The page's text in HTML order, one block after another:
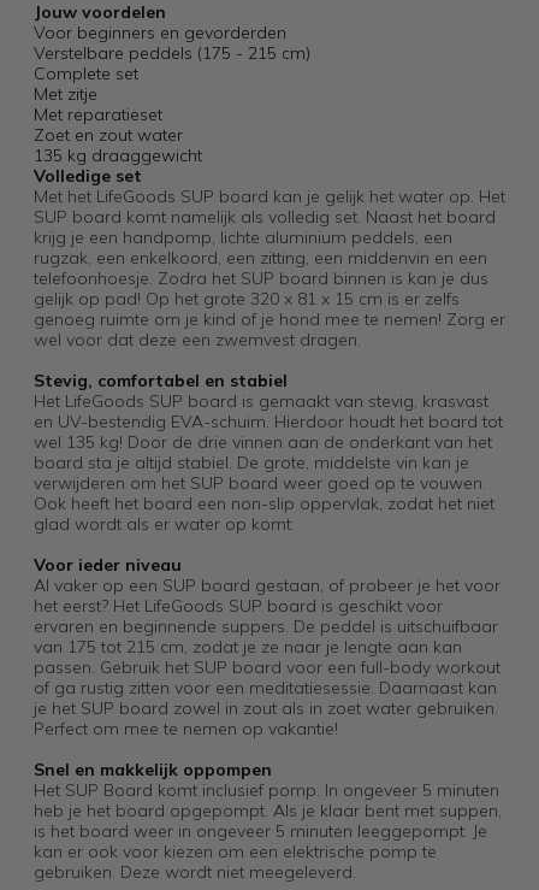
Jouw voordelen
Voor beginners en gevorderden
Verstelbare peddels (175 - 215 cm)
Complete set
Met zitje
Met reparatieset
Zoet en zout water
135 kg draaggewicht
Volledige set
Met het LifeGoods SUP board kan je gelijk het water op. Het
SUP board komt namelijk als volledig set. Naast het board
krijg je een handpomp, lichte aluminium peddels, een
rugzak, een enkelkoord, een zitting, een middenvin en een
telefoonhoesje. Zodra het SUP board binnen is kan je dus
gelijk op pad! Op het grote 320 x 81 x 15 cm is er zelfs
genoeg ruimte om je kind of je hond mee te nemen! Zorg er
wel voor dat deze een zwemvest dragen.
Stevig, comfortabel en stabiel
Het LifeGoods SUP board is gemaakt van stevig, krasvast
en UV-bestendig EVA-schuim. Hierdoor houdt het board tot
wel 135 kg! Door de drie vinnen aan de onderkant van het
board sta je altijd stabiel. De grote, middelste vin kan je
verwijderen om het SUP board weer goed op te vouwen.
Ook heeft het board een non-slip oppervlak, zodat het niet
glad wordt als er water op komt.
Voor ieder niveau
Al vaker op een SUP board gestaan, of probeer je het voor
het eerst? Het LifeGoods SUP board is geschikt voor
ervaren en beginnende suppers. De peddel is uitschuifbaar
van 175 tot 215 cm, zodat je ze naar je lengte aan kan
passen. Gebruik het SUP board voor een full-body workout
of ga rustig zitten voor een meditatiesessie. Daarnaast kan
je het SUP board zowel in zout als in zoet water gebruiken.
Perfect om mee te nemen op vakantie!
Snel en makkelijk oppompen
Het SUP Board komt inclusief pomp. In ongeveer 5 minuten
heb je het board opgepompt. Als je klaar bent met suppen,
is het board weer in ongeveer 5 minuten leeggepompt. Je
kan er ook voor kiezen om een elektrische pomp te
gebruiken. Deze wordt niet meegeleverd.